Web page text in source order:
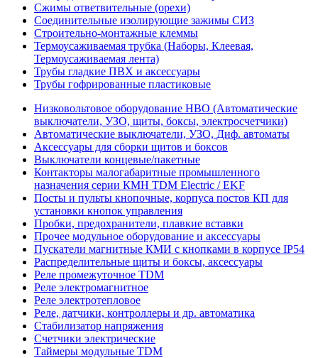
Сжимы ответвительные (орехи)
Соединительные изолирующие зажимы СИЗ
Строительно-монтажные клеммы
Термоусаживаемая трубка (Наборы, Клеевая,
Термоусаживаемая лента)
Трубы гладкие ПВХ и аксессуары
Трубы гофрированные пластиковые
Низковольтовое оборудование НВО (Автоматические
выключатели, УЗО, щиты, боксы, электросчетчики)
Автоматические выключатели, УЗО, Диф. автоматы
Аксессуары для сборки щитов и боксов
Выключатели концевые/пакетные
Контакторы малогабаритные промышленного
назначения серии КМН TDM Electric / EKF
Посты и пульты кнопочные, корпуса постов КП для
установки кнопок управления
Пробки, предохранители, плавкие вставки
Прочее модульное оборудование и аксессуары
Пускатели магнитные КМИ с кнопками в корпусе IP54
Распределительные щиты и боксы, аксессуары
Реле промежуточное TDM
Реле электромагнитное
Реле электротепловое
Реле, датчики, контроллеры и др. автоматика
Стабилизатор напряжения
Счетчики электрические
Таймеры модульные TDM